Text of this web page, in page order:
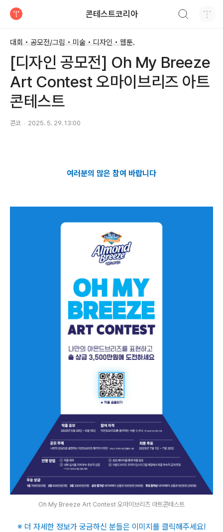
콘테스트코리아
대회 • 공모전/그림 • 미술 • 디자인 • 웹툰.
[디자인 공모전] Oh My Breeze
Art Contest 오마이브리즈 아트
콘테스트
콘코 2025. 5. 29. 13:00
여러분의 많은 참여 바랍니다
Oh My Breeze Art Contest 오마이브리즈 아트콘테스트
※ 더 자세한 정보가 궁금하신 분들은 이미지를 클릭해주세요!